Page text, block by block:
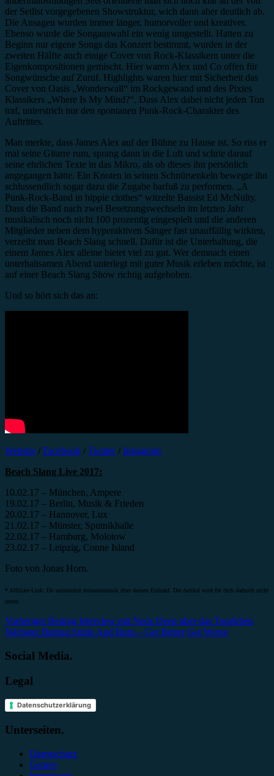
der Setlist vorgegebenen Showstruktur, wich dann aber deutlich ab.
Die Ansagen wurden immer länger, humorvoller und kreativer.
Ebenso wurde die Songauswahl ein wenig umgestellt. Hatten zu
Beginn nur eigene Songs das Konzert bestimmt, wurden in der
zweiten Hälfte auch einige Cover von Rock-Klassikern unter die
Eigenkompositionen gemischt. Hier waren Alex und Co offen für
Songwünsche auf Zuruf. Highlights waren hier mit Sicherheit das
Cover von Oasis „Wonderwall“ im Rockgewand und des Pixies
Klassikers „Where Is My Mind?“. Dass Alex dabei nicht jeden Ton
traf, unterstrich nur den spontanen Punk-Rock-Charakter des
Auftrittes.
Man merkte, dass James Alex auf der Bühne zu Hause ist. So riss er
mal seine Gitarre rum, sprang dann in die Luft und schrie darauf
seine ehrlichen Texte in das Mikro, als ob dieses ihn persönlich
angegangen hätte. Ein Knoten in seinen Schnürsenkeln bewegte ihn
schlussendlich sogar dazu die Zugabe barfuß zu performen. „A
Punk-Rock-Band in hippie clothes“ witzelte Bassist Ed McNulty.
Dass die Band nach zwei Besetzungswechseln im letzten Jahr
musikalisch noch nicht 100 prozentig eingespielt und die anderen
Mitglieder neben dem hyperaktiven Sänger fast unauffällig wirkten,
verzeiht man Beach Slang schnell. Dafür ist die Unterhaltung, die
einem James Alex alleine bietet viel zu gut. Wer demnach einen
unterhaltsamen Abend unterlegt mit guter Musik erleben möchte, ist
auf einer Beach Slang Show richtig aufgehoben.
Und so hört sich das an:
Website / Facebook / Twitter/ Instagram
Beach Slang Live 2017:
10.02.17 – München, Ampere
19.02.17 – Berlin, Musik & Frieden
20.02.17 – Hannover, Lux
21.02.17 – Münster, Sputnikhalle
22.02.17 – Hamburg, Molotow
23.02.17 – Leipzig, Conne Island
Foto von Jonas Horn.
* Affiliate-Link: Du unterstützt minutenmusik über deinen Einkauf. Der Artikel wird für dich dadurch nicht
teurer.
Beitragsnavigation
Vorheriger Beitrag Interview mit Neck Deep über das Tourleben
Nächster Beitrag Smile And Burn – Get Better Get Worse
Social Media.
Legal
Datenschutzerklärung
Unterseiten.
Datenschutz
Genres